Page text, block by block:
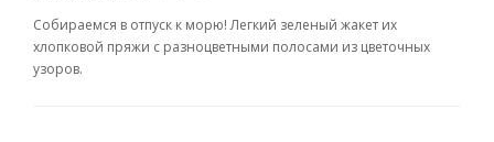
Собираемся в отпуск к морю! Легкий зеленый жакет их
хлопковой пряжи с разноцветными полосами из цветочных
узоров.